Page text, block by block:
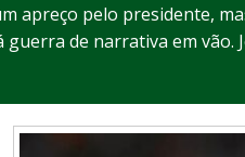
apreço pelo presidente,
guerra de narrativa em vão.